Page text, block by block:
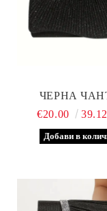
ЧЕРНА
€20.00